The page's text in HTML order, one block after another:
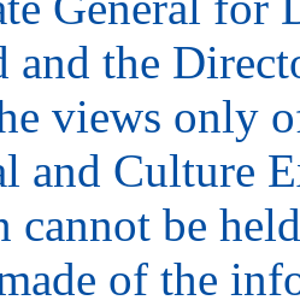
the
views only
and Culture
cannot be
of the